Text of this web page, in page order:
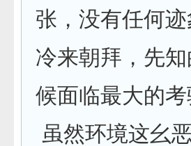
张，没有任何
冷来朝拜，先
候面临最大的考
虽然环境这幺